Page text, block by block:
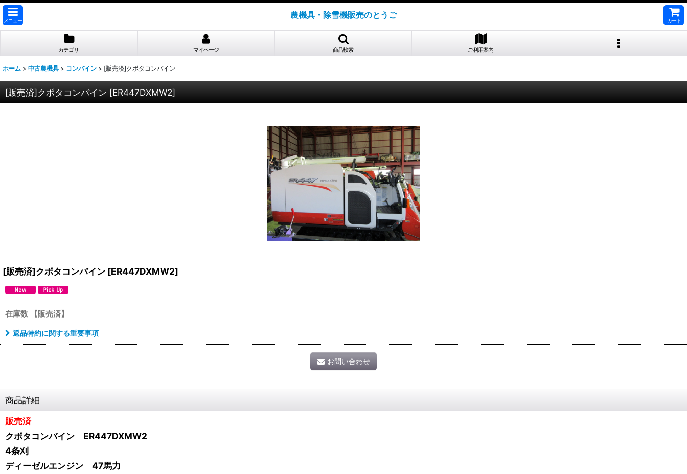
メニュー
農機具・除雪機販売のとうご
カート
カテゴリ マイページ 商品検索 ご利用案内
ホーム > 中古農機具 > コンバイン > [販売済]クボタコンバイン
[販売済]クボタコンバイン [ER447DXMW2]
[販売済]クボタコンバイン [ER447DXMW2]
在庫数 【販売済】
返品特約に関する重要事項
お問い合わせ
商品詳細
販売済
クボタコンバイン ER447DXMW2
4条刈
ディーゼルエンジン 47馬力